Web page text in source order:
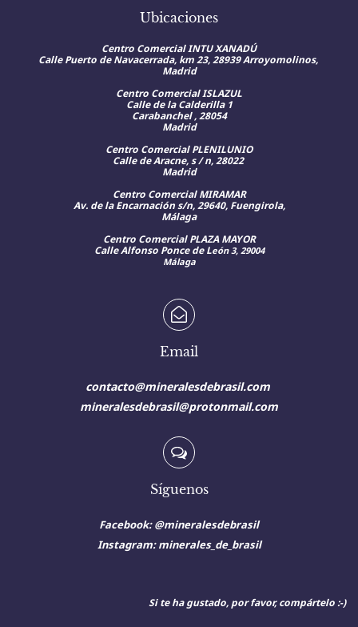
Ubicaciones
Centro Comercial INTU XANADÚ
CallePuerto de Navacerrada, km 23, 28939 Arroyomolinos,
Madrid
Centro Comercial ISLAZUL
Calle de la Calderilla 1
Carabanchel , 28054
Madrid
Centro Comercial PLENILUNIO
Calle de Aracne, s / n, 28022
Madrid
Centro Comercial MIRAMAR
Av. de la Encarnación s/n, 29640, Fuengirola,
Málaga
Centro Comercial PLAZA MAYOR
Calle Alfonso Ponce de León 3, 29004
Málaga
Email
contacto@mineralesdebrasil.com
mineralesdebrasil@protonmail.com
Síguenos
Facebook: @mineralesdebrasil
Instagram:minerales_de_brasil
Si te ha gustado, por favor, compártelo :-)